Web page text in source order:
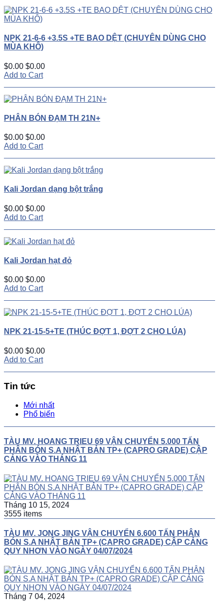
NPK 21-6-6 +3.5S +TE BAO DỆT (CHUYÊN DÙNG CHO
MÙA KHÔ)
$0.00 $0.00
Add to Cart
PHÂN BÓN ĐẠM TH 21N+
$0.00 $0.00
Add to Cart
Kali Jordan dạng bột trắng
$0.00 $0.00
Add to Cart
Kali Jordan hạt đỏ
$0.00 $0.00
Add to Cart
NPK 21-15-5+TE (THÚC ĐỢT 1, ĐỢT 2 CHO LÚA)
$0.00 $0.00
Add to Cart
Tin tức
Mới nhất
Phổ biến
TÀU MV. HOANG TRIEU 69 VẬN CHUYỂN 5.000 TẤN
PHÂN BÓN S.A NHẬT BẢN TP+ (CAPRO GRADE) CẬP
CẢNG VÀO THÁNG 11
Tháng 10 15, 2024
3555 items
TÀU MV. JONG JING VẬN CHUYỂN 6.600 TẤN PHÂN
BÓN S.A NHẬT BẢN TP+ (CAPRO GRADE) CẬP CẢNG
QUY NHƠN VÀO NGÀY 04/07/2024
Tháng 7 04, 2024